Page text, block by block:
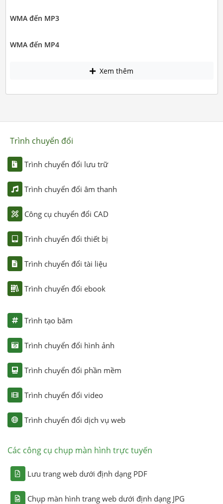
WMA đến MP3
WMA đến MP4
Xem thêm
Trình chuyển đổi
Trình chuyển đổi lưu trữ
Trình chuyển đổi âm thanh
Công cụ chuyển đổi CAD
Trình chuyển đổi thiết bị
Trình chuyển đổi tài liệu
Trình chuyển đổi ebook
Trình tạo băm
Trình chuyển đổi hình ảnh
Trình chuyển đổi phần mềm
Trình chuyển đổi video
Trình chuyển đổi dịch vụ web
Các công cụ chụp màn hình trực tuyến
Lưu trang web dưới định dạng PDF
Chụp màn hình trang web dưới định dạng JPG